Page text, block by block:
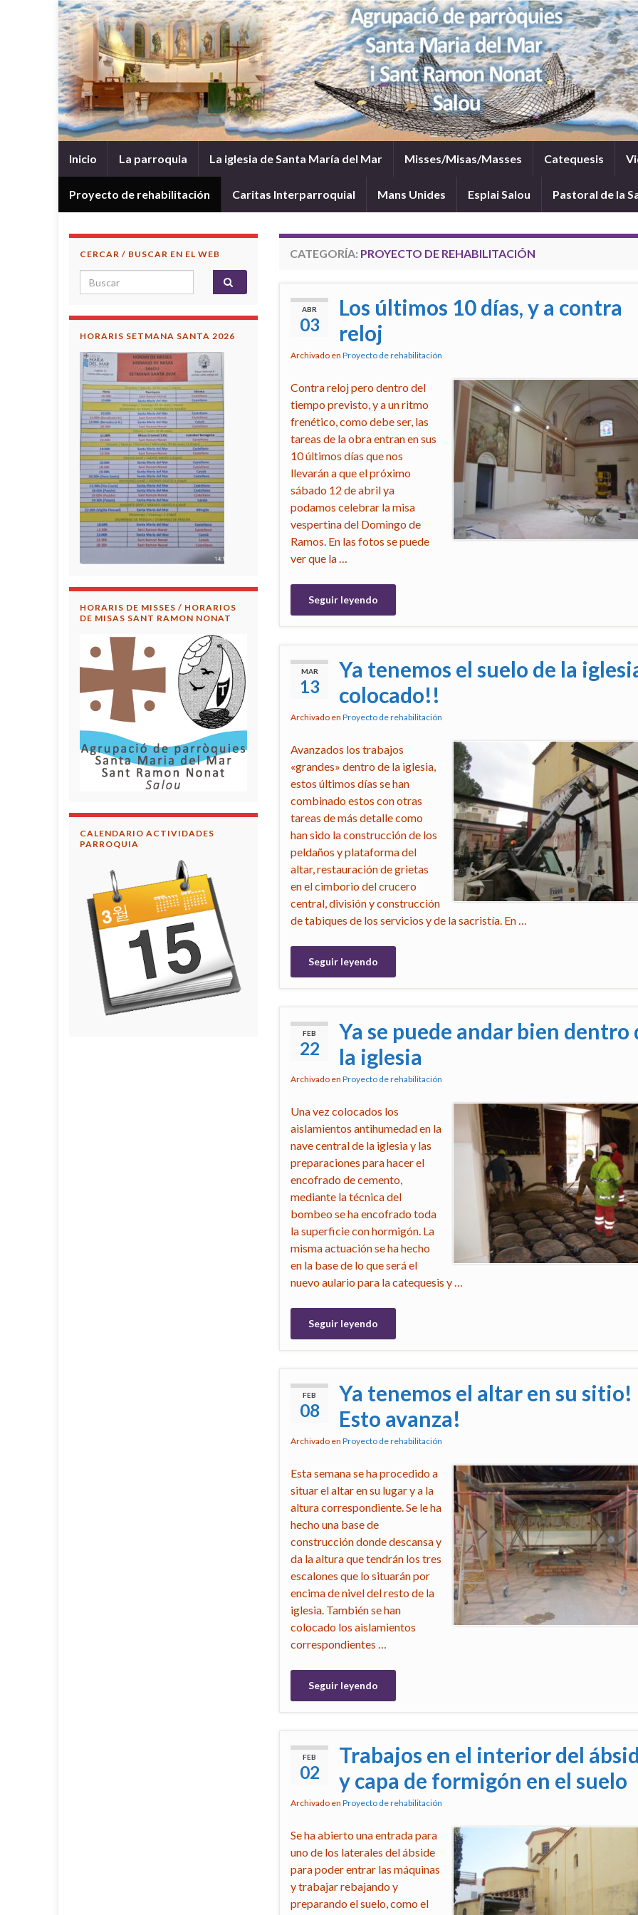
Inicio La parroquia La iglesia de Santa María del Mar Misses/Misas/Masses Catequesis
Proyecto de rehabilitación Caritas Interparroquial Mans Unides Esplai Salou Pastoral de la
CERCAR / BUSCAR EN EL WEB
Search for:
HORARIS SETMANA SANTA 2026
HORARIS DE MISSES / HORARIOS
DE MISAS SANT RAMON NONAT
CALENDARIO ACTIVIDADES
PARROQUIA
CATEGORÍA: PROYECTO DE REHABILITACIÓN
ABR
03
Los últimos 10 días, y a contra
reloj
Archivado en Proyecto de rehabilitación
Contra reloj pero dentro del
tiempo previsto, y a un ritmo
frenético, como debe ser, las
tareas de la obra entran en sus
10 últimos días que nos
llevarán a que el próximo
sábado 12 de abril ya
podamos celebrar la misa
vespertina del Domingo de
Ramos. En las fotos se puede
ver que la …
Seguir leyendo
MAR
13
Ya tenemos el suelo de la
colocado!!
Archivado en Proyecto de rehabilitación
Avanzados los trabajos
«grandes» dentro de la iglesia,
estos últimos días se han
combinado estos con otras
tareas de más detalle como
han sido la construcción de los
peldaños y plataforma del
altar, restauración de grietas
en el cimborio del crucero
central, división y construcción
de tabiques de los servicios y de la sacristía. En …
Seguir leyendo
FEB
22
Ya se puede andar bien dentro
la iglesia
Archivado en Proyecto de rehabilitación
Una vez colocados los
aislamientos antihumedad en la
nave central de la iglesia y las
preparaciones para hacer el
encofrado de cemento,
mediante la técnica del
bombeo se ha encofrado toda
la superficie con hormigón. La
misma actuación se ha hecho
en la base de lo que será el
nuevo aulario para la catequesis y …
Seguir leyendo
FEB
08
Ya tenemos el altar en su sitio!
Esto avanza!
Archivado en Proyecto de rehabilitación
Esta semana se ha procedido a
situar el altar en su lugar y a la
altura correspondiente. Se le ha
hecho una base de
construcción donde descansa y
da la altura que tendrán los tres
escalones que lo situarán por
encima de nivel del resto de la
iglesia. También se han
colocado los aislamientos
correspondientes …
Seguir leyendo
FEB
02
Trabajos en el interior del
y capa de formigón en el suelo
Archivado en Proyecto de rehabilitación
Se ha abierto una entrada para
uno de los laterales del ábside
para poder entrar las máquinas
y trabajar rebajando y
preparando el suelo, como el